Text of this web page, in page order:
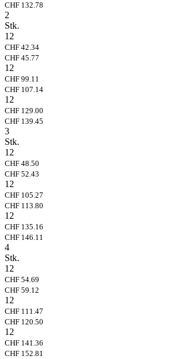
CHF 132.78
2
Stk.
12
CHF 42.34
CHF 45.77
12
CHF 99.11
CHF 107.14
12
CHF 129.00
CHF 139.45
3
Stk.
12
CHF 48.50
CHF 52.43
12
CHF 105.27
CHF 113.80
12
CHF 135.16
CHF 146.11
4
Stk.
12
CHF 54.69
CHF 59.12
12
CHF 111.47
CHF 120.50
12
CHF 141.36
CHF 152.81